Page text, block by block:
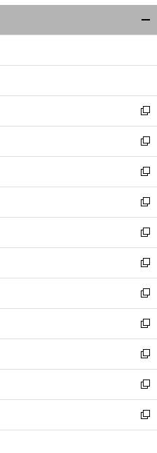
ウ
ィ
ン
ウ
開
く
新
し
い
ウ
ィ
ン
ド
ウ
で
開
く
新
し
い
ウ
ィ
ン
ド
ウ
で
開
く
新
し
い
ウ
ィ
ン
ド
ウ
で
開
く
新
し
い
ウ
ィ
ン
ド
ウ
で
開
く
新
し
い
ウ
ィ
ン
ド
ウ
で
開
く
新
し
い
ウ
ィ
ン
ド
ウ
で
開
く
新
し
い
ウ
ィ
ン
ド
ウ
で
開
新
し
い
ウ
ィ
ン
ド
ウ
新
し
い
ウ
ィ
ン
新
し
い
ウ
新
し